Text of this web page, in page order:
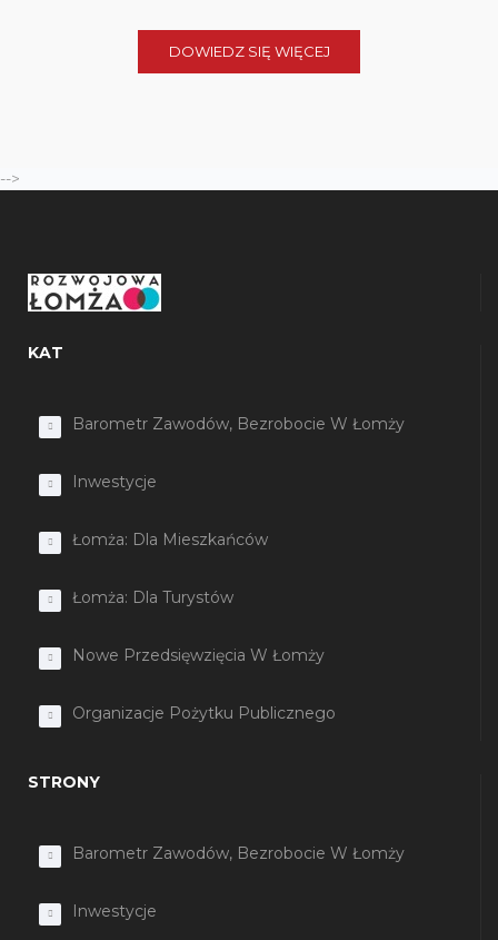
DOWIEDZ SIĘ WIĘCEJ
-->
KAT
Barometr Zawodów, Bezrobocie W Łomży
Inwestycje
Łomża: Dla Mieszkańców
Łomża: Dla Turystów
Nowe Przedsięwzięcia W Łomży
Organizacje Pożytku Publicznego
STRONY
Barometr Zawodów, Bezrobocie W Łomży
Inwestycje